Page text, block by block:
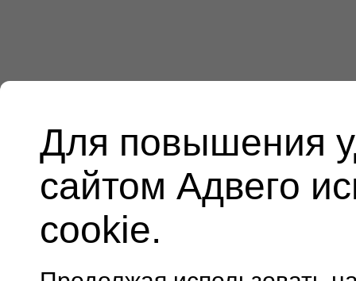
Для повышения
сайтом Адвего
cookie.